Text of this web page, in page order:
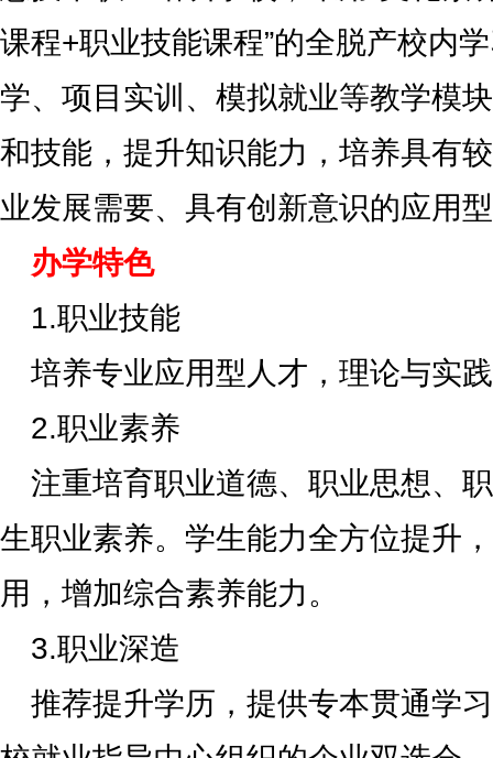
课程+职业技能课程”的全脱产校内
学、项目实训、模拟就业等教学模
和技能，提升知识能力，培养具有
业发展需要、具有创新意识的应用
办学特色
1.职业技能
培养专业应用型人才，理论与实
2.职业素养
注重培育职业道德、职业思想、
生职业素养。学生能力全方位提升
用，增加综合素养能力。
3.职业深造
推荐提升学历，提供专本贯通学